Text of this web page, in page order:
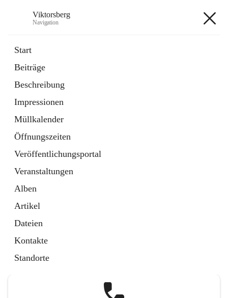
Viktorsberg
Navigation
Start
Beiträge
Beschreibung
Impressionen
Müllkalender
Öffnungszeiten
Veröffentlichungsportal
Veranstaltungen
Alben
Artikel
Dateien
Kontakte
Standorte
1 Schnellzugriff
Bürgerservice
10 Schnellzugriffe